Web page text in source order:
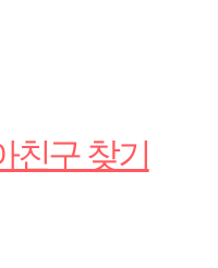
친구 찾기